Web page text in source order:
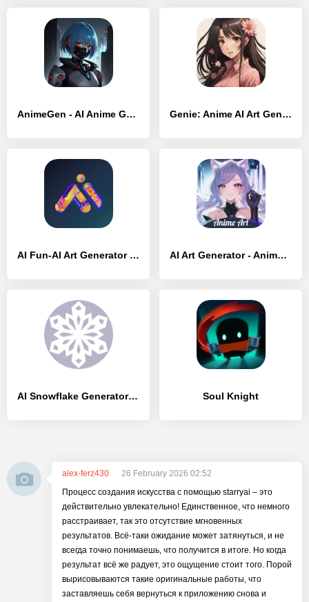
AnimeGen - AI Anime Generator - [Разблокированная версия] Genie: Anime AI Art Generator - [Без рекламы]
AI Fun-AI Art Generator - [Премиум версия] AI Art Generator - Anime Art - [Без рекламы]
AI Snowflake Generator - [Без рекламы] Soul Knight
alex-ferz430
26 February 2026 02:52
Процесс создания искусства с помощью starryai – это
действительно увлекательно! Единственное, что немного
расстраивает, так это отсутствие мгновенных
результатов. Всё-таки ожидание может затянуться, и не
всегда точно понимаешь, что получится в итоге. Но когда
результат всё же радует, это ощущение стоит того. Порой
вырисовываются такие оригинальные работы, что
заставляешь себя вернуться к приложению снова и